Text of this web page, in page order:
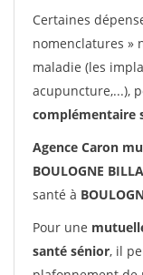
Certaines
nomenclatures »
maladie (les
acupuncture,...),
complémentaire
Agence Caron
BOULOGNE
santé à
Pour une
santé sénior, il